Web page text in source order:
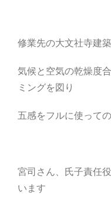
修業先の大文社寺建
気候と空気の乾燥度
ミングを図り
五感をフルに使って
宮司さん、氏子責任
います